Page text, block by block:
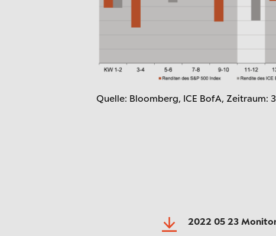
Quelle: Bloomberg, ICE BofA, Zeitraum:
2022 05 23